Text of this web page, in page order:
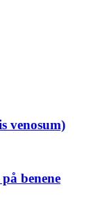
venosum)
benene